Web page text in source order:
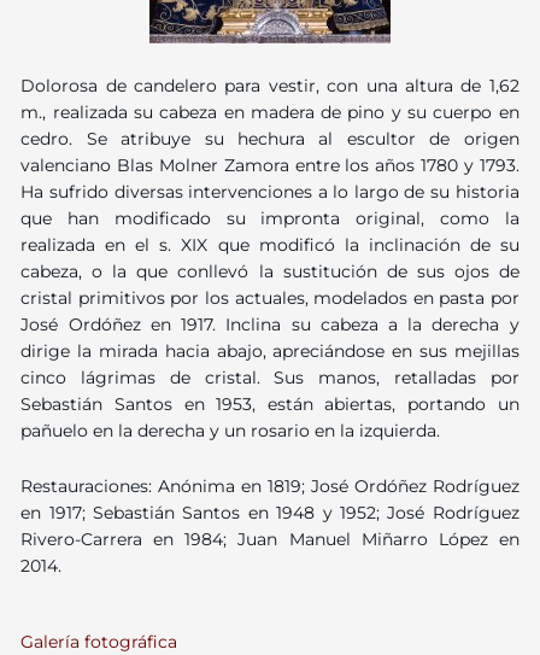
Dolorosa de candelero para vestir, con una altura de 1,62
m., realizada su cabeza en madera de pino y su cuerpo en
cedro. Se atribuye su hechura al escultor de origen
valenciano Blas Molner Zamora entre los años 1780 y 1793.
Ha sufrido diversas intervenciones a lo largo de su historia
que han modificado su impronta original, como la
realizada en el s. XIX que modificó la inclinación de su
cabeza, o la que conllevó la sustitución de sus ojos de
cristal primitivos por los actuales, modelados en pasta por
José Ordóñez en 1917. Inclina su cabeza a la derecha y
dirige la mirada hacia abajo, apreciándose en sus mejillas
cinco lágrimas de cristal. Sus manos, retalladas por
Sebastián Santos en 1953, están abiertas, portando un
pañuelo en la derecha y un rosario en la izquierda.
Restauraciones: Anónima en 1819; José Ordóñez Rodríguez
en 1917; Sebastián Santos en 1948 y 1952; José Rodríguez
Rivero-Carrera en 1984; Juan Manuel Miñarro López en
2014.
Galería fotográfica